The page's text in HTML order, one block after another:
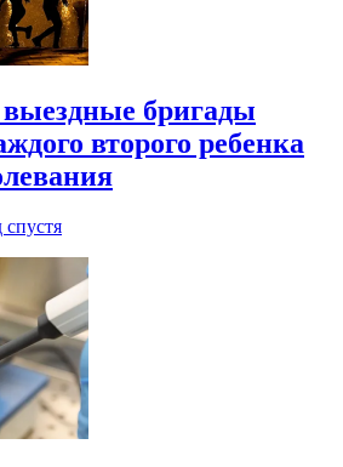
бригады
второго ребенка
спустя